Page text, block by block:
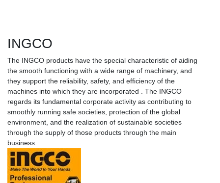
INGCO
The INGCO products have the special characteristic of aiding
the smooth functioning with a wide range of machinery, and
they support the reliability, safety, and efficiency of the
machines into which they are incorporated . The INGCO
regards its fundamental corporate activity as contributing to
smoothly running safe societies, protection of the global
environment, and the realization of sustainable societies
through the supply of those products through the main
business.